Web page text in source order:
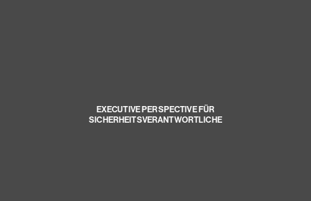
EXECUTIVE PERSPECTIVE FÜR
SICHERHEITSVERANTWORTLICHE